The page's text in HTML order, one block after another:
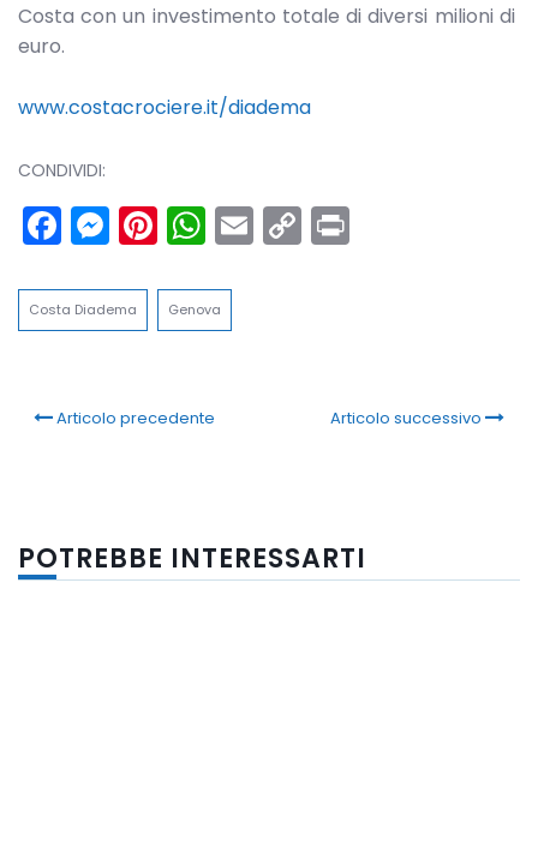
Costa con un investimento totale di diversi milioni di
euro.
www.costacrociere.it/diadema
CONDIVIDI:
Facebook
Messenger
Pinterest
WhatsApp
Email
Copy
Link
Costa Diadema Genova
Articolo precedente Articolo successivo
POTREBBE INTERESSARTI